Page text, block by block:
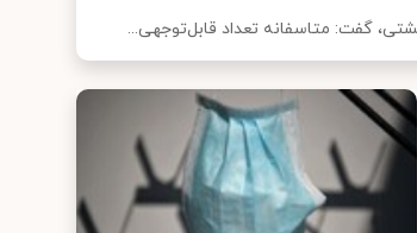
گفت: متاسفانه تعداد قابل‌توجهی...